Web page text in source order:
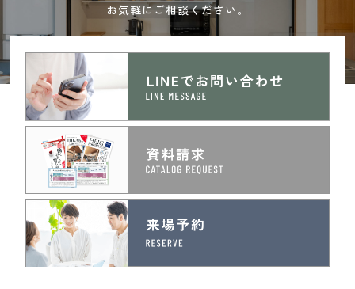
お気軽にご相談ください。